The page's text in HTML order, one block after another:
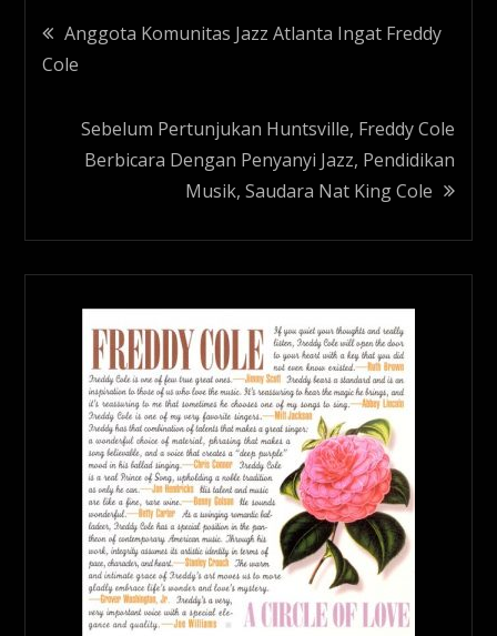
Navigasi
pos
Anggota Komunitas Jazz Atlanta Ingat Freddy
Cole
Sebelum Pertunjukan Huntsville, Freddy Cole
Berbicara Dengan Penyanyi Jazz, Pendidikan
Musik, Saudara Nat King Cole